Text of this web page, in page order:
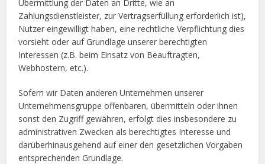
Übermittlung der Daten an Dritte, wie an
Zahlungsdienstleister, zur Vertragserfüllung erforderlich ist),
Nutzer eingewilligt haben, eine rechtliche Verpflichtung dies
vorsieht oder auf Grundlage unserer berechtigten
Interessen (z.B. beim Einsatz von Beauftragten,
Webhostern, etc.).
Sofern wir Daten anderen Unternehmen unserer
Unternehmensgruppe offenbaren, übermitteln oder ihnen
sonst den Zugriff gewähren, erfolgt dies insbesondere zu
administrativen Zwecken als berechtigtes Interesse und
darüberhinausgehend auf einer den gesetzlichen Vorgaben
entsprechenden Grundlage.